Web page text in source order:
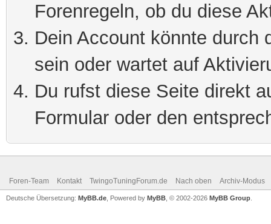
Forenregeln, ob du diese
Dein Account könnte durch
sein oder wartet auf
Du rufst diese Seite direkt
Formular oder den
Foren-Team Kontakt TwingoTuningForum.de Nach oben Archiv-Modus
Deutsche Übersetzung: MyBB.de , Powered by MyBB , © 2002-2026 MyBB Group